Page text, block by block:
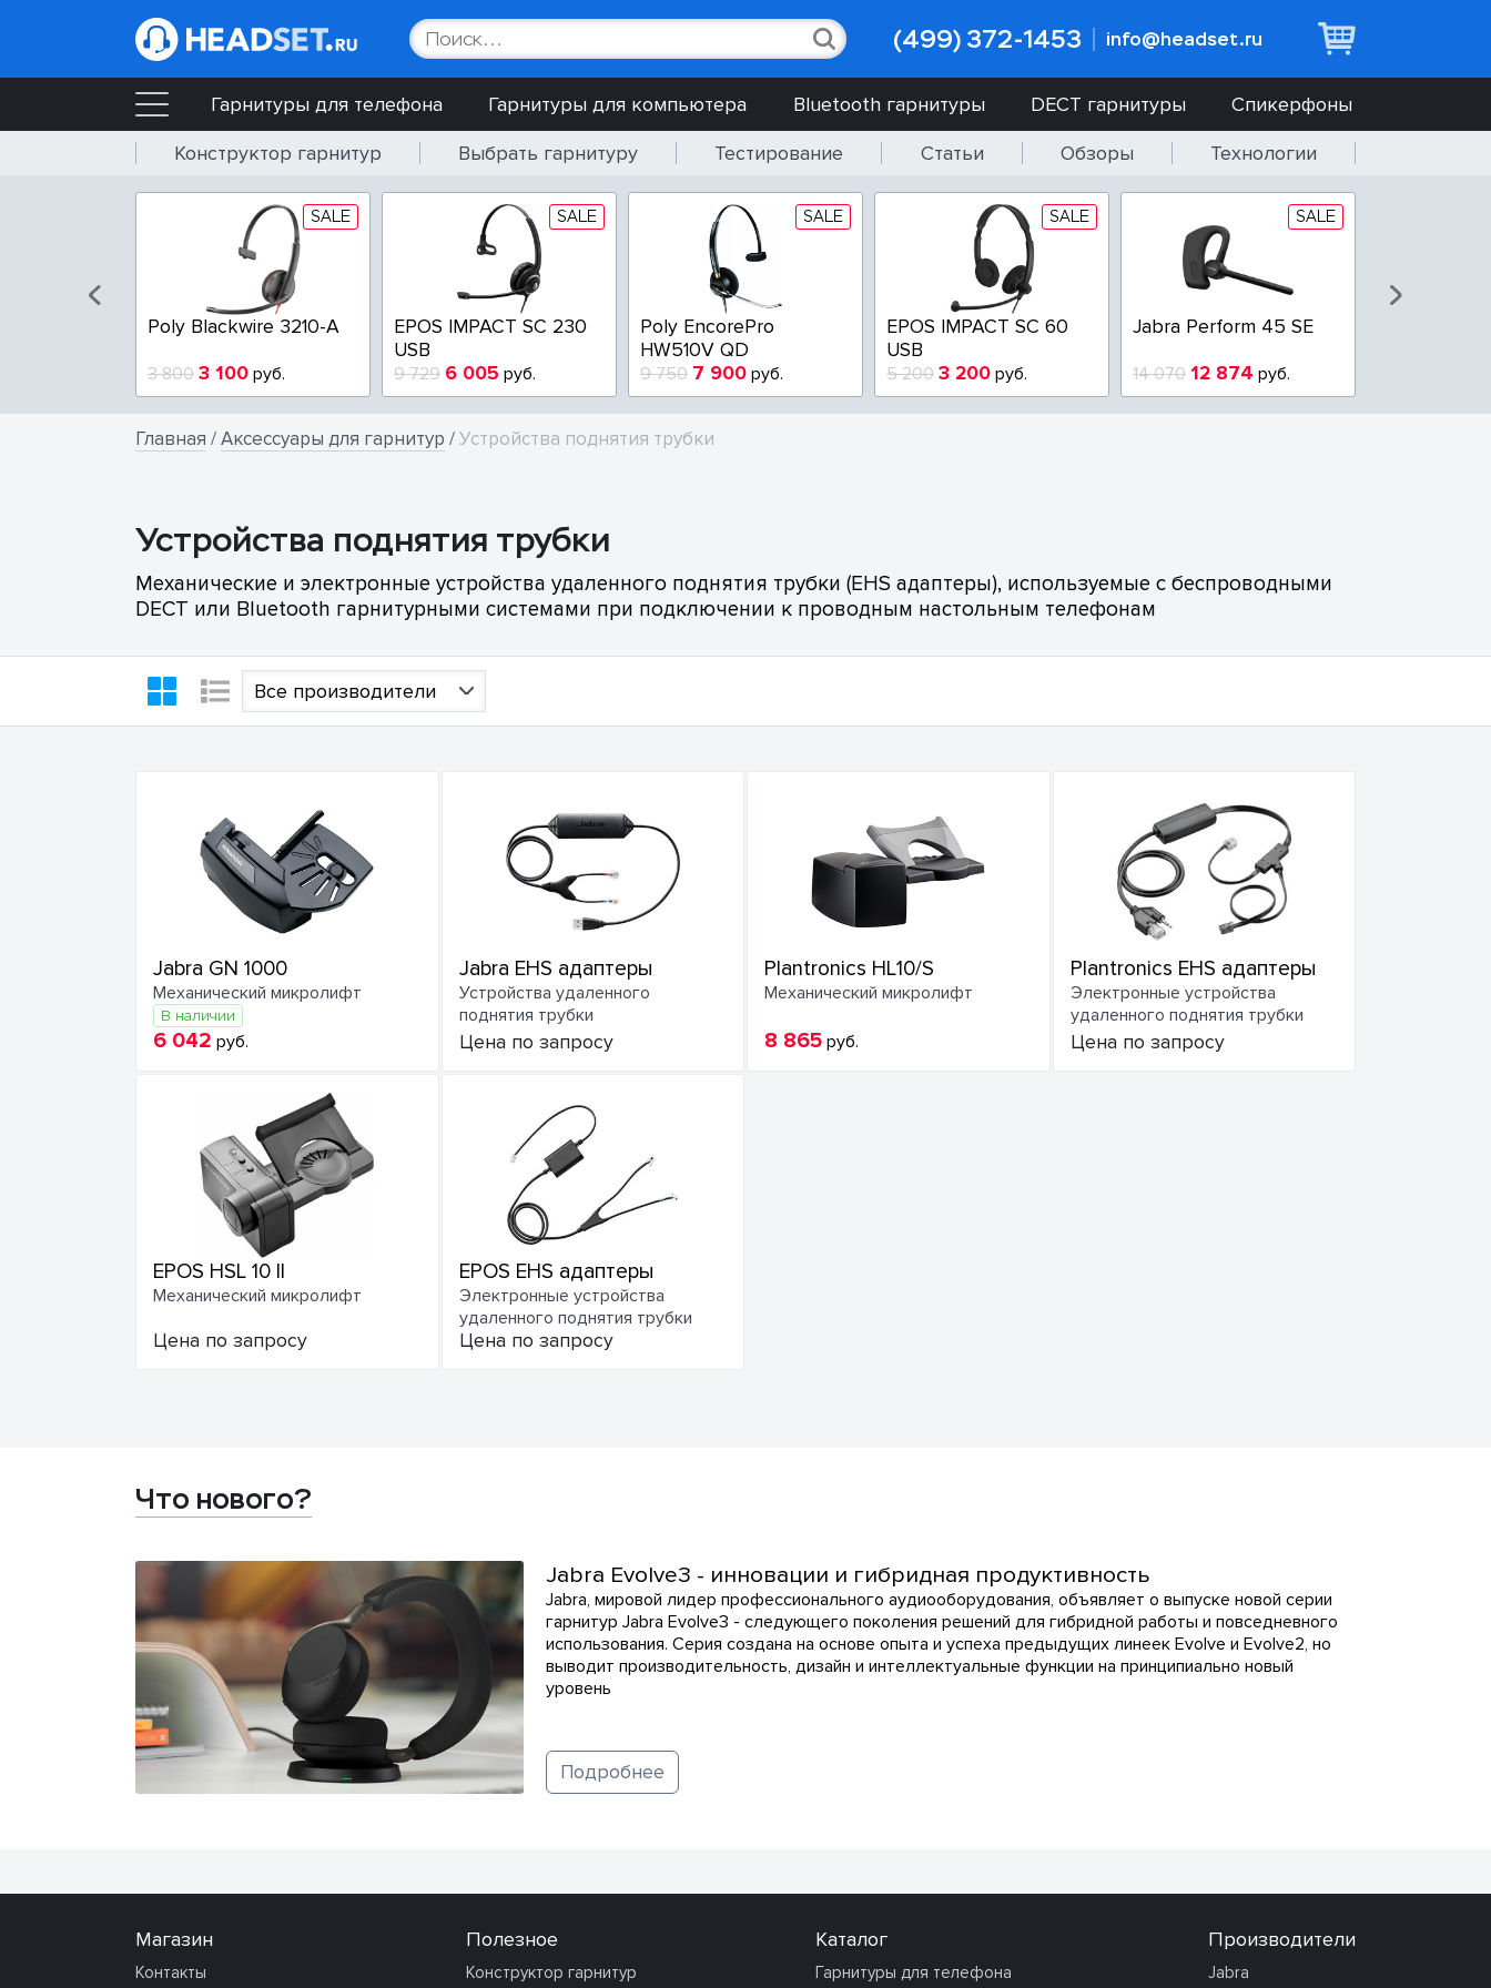
(499) 372-1453 info@headset.ru
Гарнитуры для телефона Гарнитуры для компьютера Bluetooth гарнитуры DECT гарнитуры
Спикерфоны
Конструктор гарнитур
Выбрать гарнитуру Тестирование Статьи Обзоры Технологии
SALE
Poly Blackwire 3210-A
3 800 3 100 руб.
SALE
EPOS IMPACT SC 230
USB
9 729 6 005 руб.
SALE
Poly EncorePro
HW510V QD
9 750 7 900 руб.
SALE
EPOS IMPACT SC 60
USB
5 200 3 200 руб.
SALE
Jabra Perform 45 SE
14 070 12 874 руб.
Главная /Аксессуары для гарнитур /Устройства поднятия трубки
Устройства поднятия трубки
Механические и электронные устройства удаленного поднятия трубки (EHS адаптеры), используемые с беспроводными
DECT или Bluetooth гарнитурными системами при подключении к проводным настольным телефонам
Все производители
Jabra GN 1000
Механический микролифт
В наличии
6 042 руб.
Jabra EHS адаптеры
Устройства удаленного
поднятия трубки
Цена по запросу
Plantronics HL10/S
Механический микролифт
8 865 руб.
Plantronics EHS адаптеры
Электронные устройства
удаленного поднятия трубки
Цена по запросу
EPOS HSL 10 II
Механический микролифт
Цена по запросу
EPOS EHS адаптеры
Электронные устройства
удаленного поднятия трубки
Цена по запросу
Что нового?
Jabra Evolve3 - инновации и гибридная продуктивность
Jabra, мировой лидер профессионального аудиооборудования, объявляет о выпуске новой серии
гарнитур Jabra Evolve3 - следующего поколения решений для гибридной работы и повседневного
использования. Серия создана на основе опыта и успеха предыдущих линеек Evolve и Evolve2, но
выводит производительность, дизайн и интеллектуальные функции на принципиально новый
уровень
Подробнее
Магазин
Контакты
Полезное
Конструктор гарнитур
Каталог
Гарнитуры для телефона
Производители
Jabra